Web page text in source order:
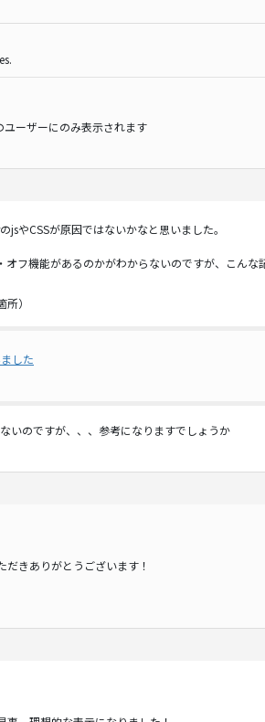
ーザーにのみ表示されます
やCSSが原因ではないかなと思いました。
オフ機能があるのかがわからないのですが、こんな
）
した
いのですが、、、参考になりますでしょうか
きありがとうございます！